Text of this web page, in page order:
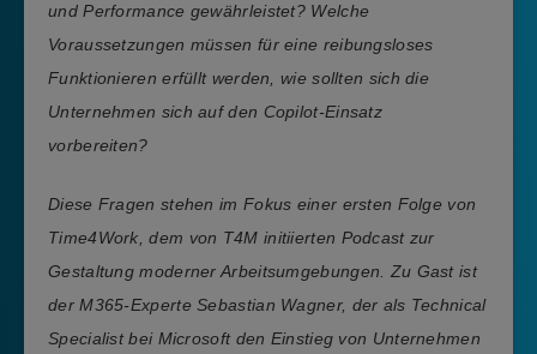
und Performance gewährleistet? Welche
Voraussetzungen müssen für eine reibungsloses
Funktionieren erfüllt werden, wie sollten sich die
Unternehmen sich auf den Copilot-Einsatz
vorbereiten?
Diese Fragen stehen im Fokus einer ersten Folge von
Time4Work, dem von T4M initiierten Podcast zur
Gestaltung moderner Arbeitsumgebungen. Zu Gast ist
der M365-Experte Sebastian Wagner, der als Technical
Specialist bei Microsoft den Einstieg von Unternehmen